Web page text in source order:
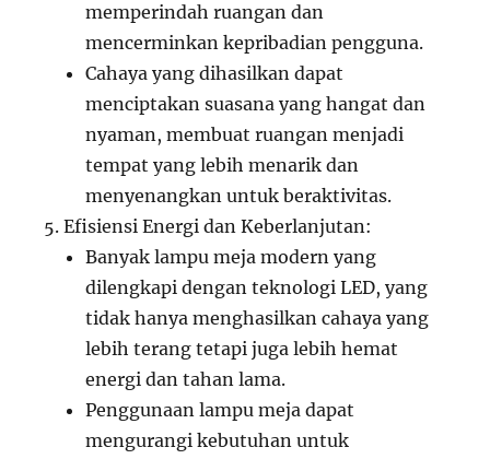
memperindah ruangan dan
mencerminkan kepribadian pengguna.
Cahaya yang dihasilkan dapat
menciptakan suasana yang hangat dan
nyaman, membuat ruangan menjadi
tempat yang lebih menarik dan
menyenangkan untuk beraktivitas.
Efisiensi Energi dan Keberlanjutan:
Banyak lampu meja modern yang
dilengkapi dengan teknologi LED, yang
tidak hanya menghasilkan cahaya yang
lebih terang tetapi juga lebih hemat
energi dan tahan lama.
Penggunaan lampu meja dapat
mengurangi kebutuhan untuk